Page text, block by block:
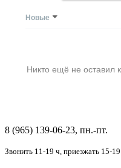
Новые
Никто ещё не оставил
8 (965) 139-06-23, пн.-пт.
Звонить 11-19 ч, приезжать 15-